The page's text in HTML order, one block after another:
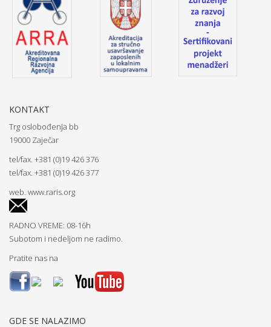
KONTAKT
Trg oslobođenja bb
19000 Zaječar
tel/fax. +381 (0)19 426 376
tel/fax. +381 (0)19 426 377
web. www.raris.org
RADNO VREME: 08-16h
Subotom i nedeljom ne radimo.
Pratite nas na
GDE SE NALAZIMO